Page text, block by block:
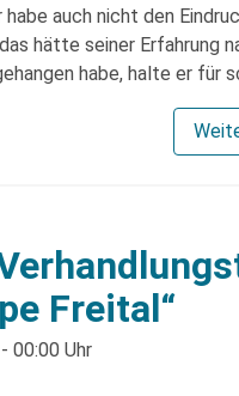
habe auch nicht den
hätte seiner Erfahrung
habe, halte er für
Freital“
- 00:00 Uhr